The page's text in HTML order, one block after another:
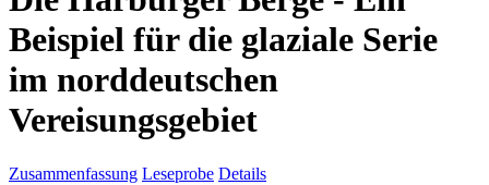
Beispiel für die glaziale Serie
im norddeutschen
Vereisungsgebiet
Zusammenfassung Leseprobe Details